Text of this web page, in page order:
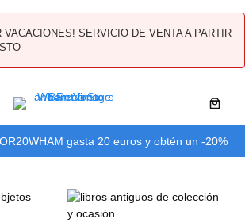
VACACIONES! SERVICIO DE VENTA A PARTIR
gasta 20 euros y obtén un -20%
Si